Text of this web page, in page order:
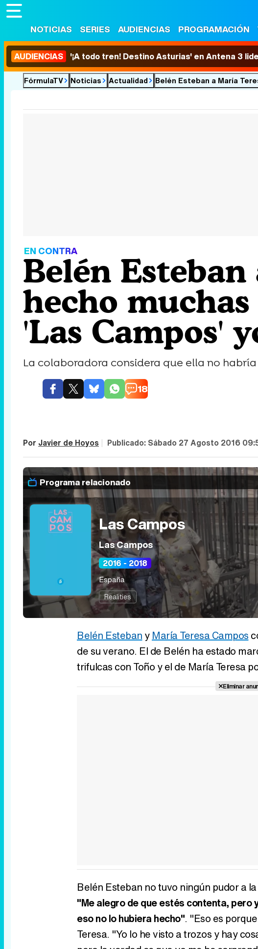
NOTICIAS SERIES AUDIENCIAS PROGRAMACIÓN
AUDIENCIAS '¡A todo tren! Destino Asturias' en Antena 3
FórmulaTV Noticias Actualidad Belén Esteban a María
EN CONTRA
Belén Esteban
hecho
'Las Campos'
La colaboradora considera que ella no
18
Por Javier de Hoyos | Publicado: Sábado 27 Agosto 2016
Programa relacionado
Las Campos
Las Campos
2016 - 2018
España
Realities
Belén Esteban y María Teresa Campos
de su verano. El de Belén ha estado
trifulcas con Toño y el de María Teresa
Eliminar
Belén Esteban no tuvo ningún pudor a
"Me alegro de que estés contenta, pero
eso no lo hubiera hecho". "Eso es
Teresa. "Yo lo he visto a trozos y hay